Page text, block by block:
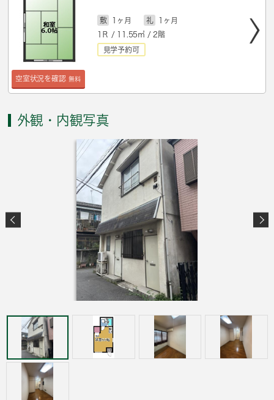
空室状況を確認 無料
敷 1ヶ月 礼
1ヶ月
1Ｒ / 11.55㎡ / 2階
見学予約可
外観・内観写真